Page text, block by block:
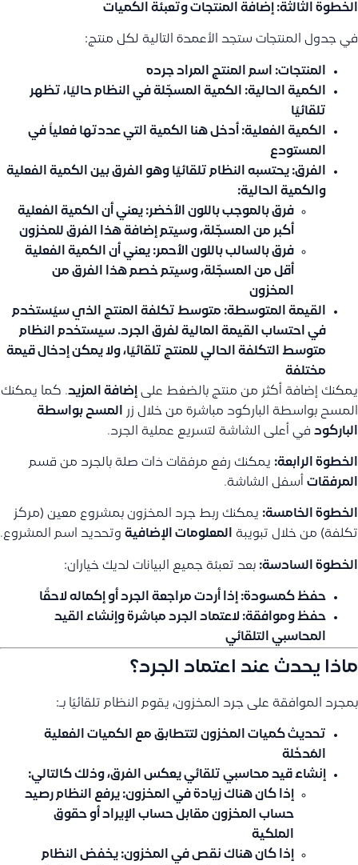
الخطوة الثالثة: إضافة المنتجات وتعبئة الكميات
في جدول المنتجات ستجد الأعمدة التالية لكل منتج:
المنتجات: اسم المنتج المراد جرده
الكمية الحالية: الكمية المسجّلة في النظام حاليًا، تظهر
تلقائيًا
الكمية الفعلية: أدخل هنا الكمية التي عددتها فعلياً في
المستودع
الفرق: يحتسبه النظام تلقائيًا وهو الفرق بين الكمية الفعلية
والكمية الحالية:
فرق بالموجب باللون الأخضر: يعني أن الكمية الفعلية
أكبر من المسجّلة، وسيتم إضافة هذا الفرق للمخزون
فرق بالسالب باللون الأحمر: يعني أن الكمية الفعلية
أقل من المسجّلة، وسيتم خصم هذا الفرق من
المخزون
القيمة المتوسطة: متوسط تكلفة المنتج الذي سيُستخدم
في احتساب القيمة المالية لفرق الجرد. سيستخدم النظام
متوسط التكلفة الحالي للمنتج تلقائيًا، ولا يمكن إدخال قيمة
مختلفة
يمكنك إضافة أكثر من منتج بالضغط على إضافة المزيد. كما يمكنك
المسح بواسطة الباركود مباشرة من خلال زر
المسح بواسطة
الباركود في أعلى الشاشة لتسريع عملية الجرد.
الخطوة الرابعة: يمكنك رفع مرفقات ذات صلة بالجرد من قسم
المرفقات أسفل الشاشة.
الخطوة الخامسة: يمكنك ربط جرد المخزون بمشروع معين (مركز
تكلفة) من خلال تبويبة المعلومات الإضافية وتحديد اسم المشروع.
الخطوة السادسة: بعد تعبئة جميع البيانات لديك خياران:
حفظ كمسودة: إذا أردت مراجعة الجرد أو إكماله لاحقًا
حفظ وموافقة: لاعتماد الجرد مباشرة وإنشاء القيد
المحاسبي التلقائي
ماذا يحدث عند اعتماد الجرد؟
بمجرد الموافقة على جرد المخزون، يقوم النظام تلقائيًا بـ:
تحديث كميات المخزون لتتطابق مع الكميات الفعلية
المُدخَلة
إنشاء قيد محاسبي تلقائي يعكس الفرق، وذلك كالتالي:
إذا كان هناك زيادة في المخزون: يرفع النظام رصيد
حساب المخزون مقابل حساب الإيراد أو حقوق
الملكية
إذا كان هناك نقص في المخزون: يخفض النظام